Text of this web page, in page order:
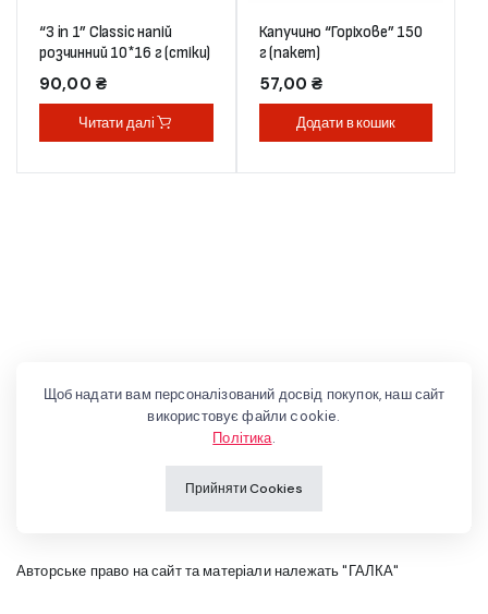
“3 in 1” Classic напій
розчинний 10*16 г (стіки)
90,00 ₴
Читати далі
Капучино “Горіхове” 150
г (пакет)
57,00₴
Додати в кошик
Авторське право на сайт та матеріали належать "ГАЛКА"
Щоб надати вам персоналізований досвід покупок, наш сайт
використовує файли cookie.
Політика.
Прийняти Cookies